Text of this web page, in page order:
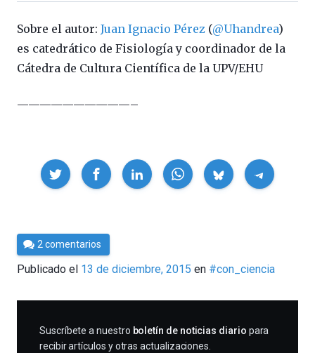
Sobre el autor: Juan Ignacio Pérez (@Uhandrea)
es catedrático de Fisiología y coordinador de la
Cátedra de Cultura Científica de la UPV/EHU
——————————–
Compartir
Por
Cultura
Cientifica
2 comentarios
Publicado el 13 de diciembre, 2015 en #con_ciencia
SUSCRIBIRME
Suscríbete a nuestro boletín de noticias diario para
recibir artículos y otras actualizaciones.